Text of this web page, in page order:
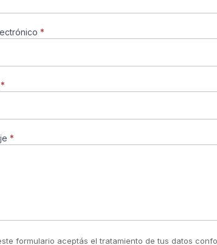
*
*
*
formulario aceptás el tratamiento de tus datos